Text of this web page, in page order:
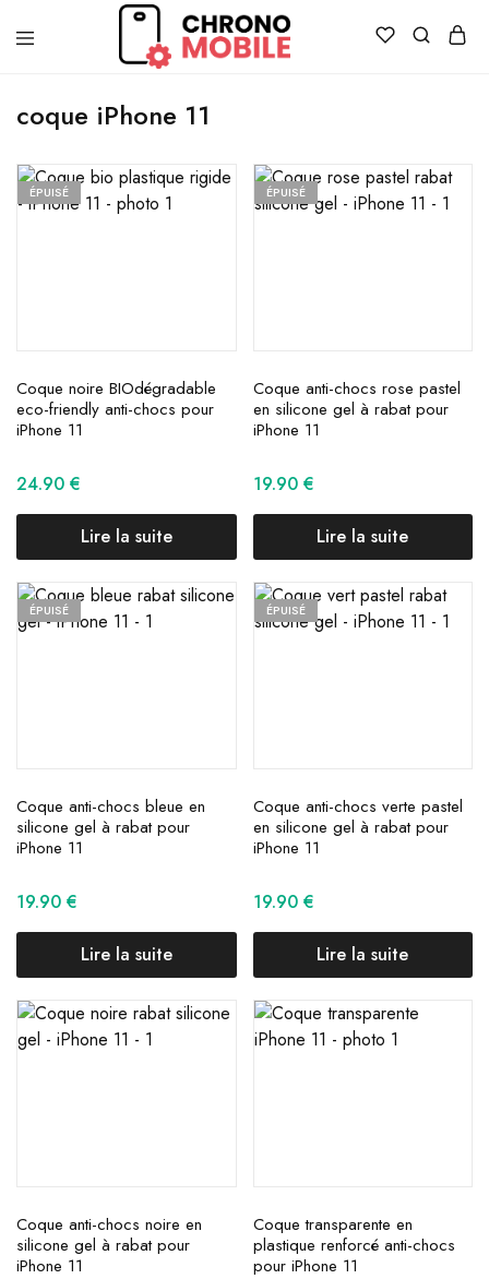
et
réparation
smartphones
et
tablettes
coque iPhone 11
ÉPUISÉ
Coque noire BIOdégradable
eco-friendly anti-chocs pour
iPhone 11
24.90 €
Lire la suite
ÉPUISÉ
Coque anti-chocs rose pastel
en silicone gel à rabat pour
iPhone 11
19.90 €
Lire la suite
ÉPUISÉ
Coque anti-chocs bleue en
silicone gel à rabat pour
iPhone 11
19.90 €
Lire la suite
ÉPUISÉ
Coque anti-chocs verte pastel
en silicone gel à rabat pour
iPhone 11
19.90 €
Lire la suite
Coque anti-chocs noire en
silicone gel à rabat pour
iPhone 11
Coque transparente en
plastique renforcé anti-chocs
pour iPhone 11